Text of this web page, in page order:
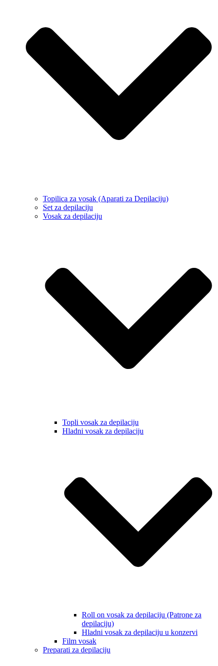
Topilica za vosak (Aparati za Depilaciju)
Set za depilaciju
Vosak za depilaciju
Topli vosak za depilaciju
Hladni vosak za depilaciju
Roll on vosak za depilaciju (Patrone za
depilaciju)
Hladni vosak za depilaciju u konzervi
Film vosak
Preparati za depilaciju